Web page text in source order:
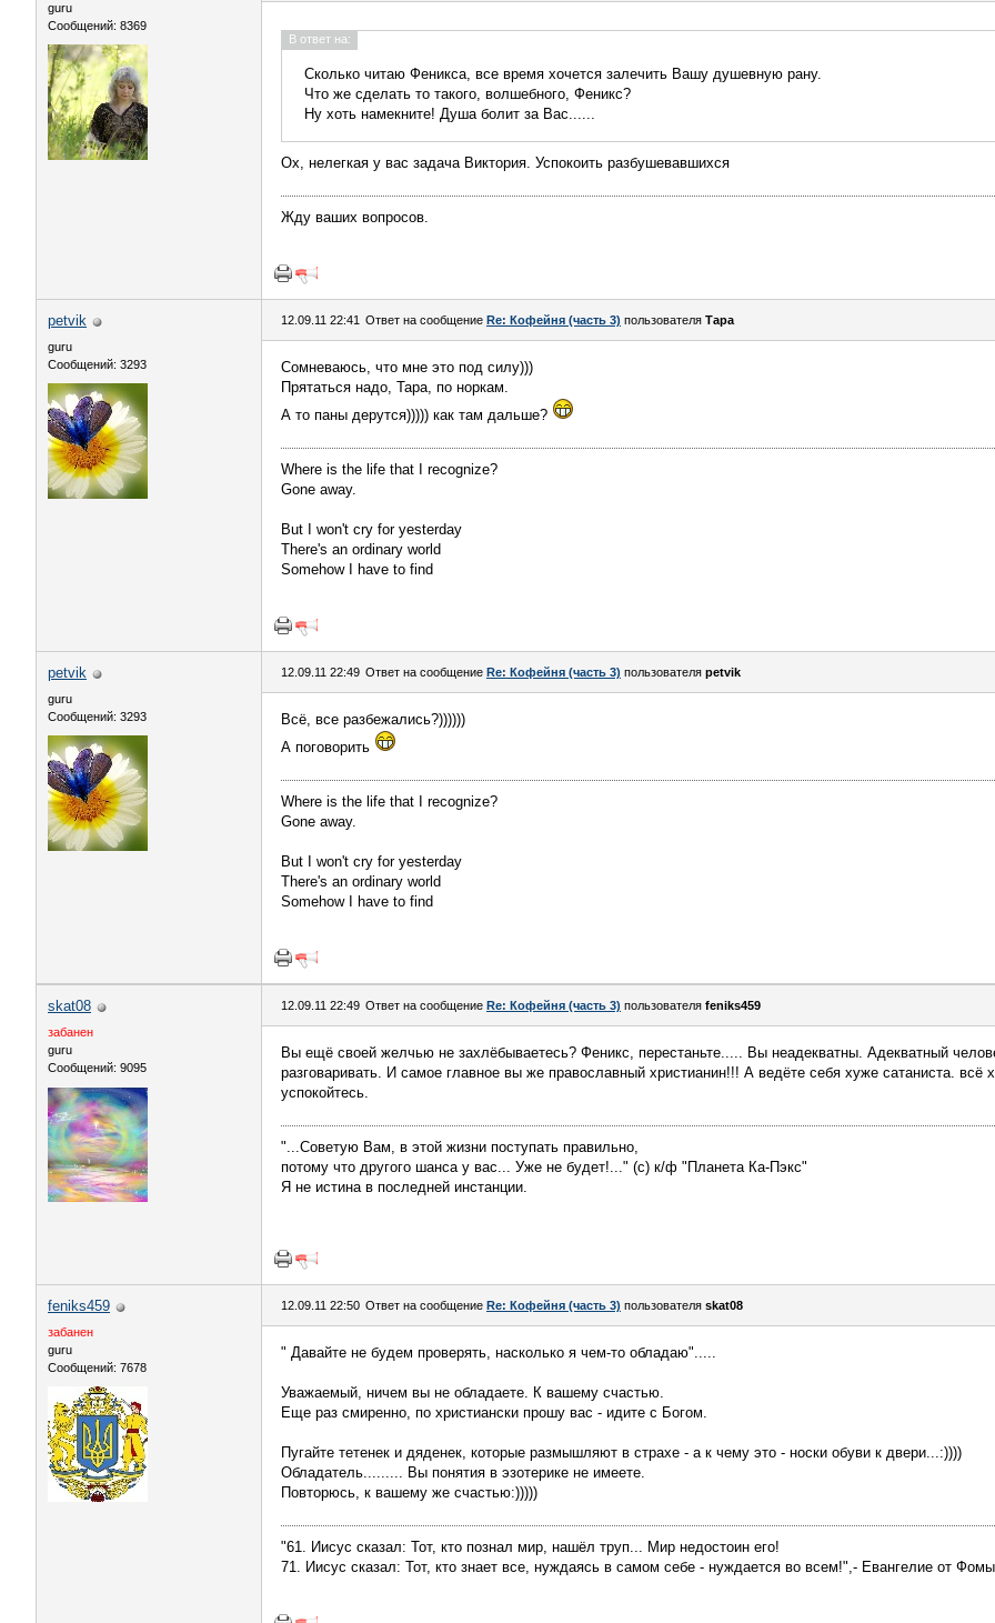
guru
Сообщений: 8369
В ответ на:
Сколько читаю Феникса, все время хочется залечить Вашу душевную рану.
Что же сделать то такого, волшебного, Феникс?
Ну хоть намекните! Душа болит за Вас......
Ох, нелегкая у вас задача Виктория. Успокоить разбушевавшихся
Жду ваших вопросов.
petvik
guru
Сообщений: 3293
12.09.11 22:41 Ответ на сообщение Re: Кофейня (часть 3) пользователя Тара
Сомневаюсь, что мне это под силу)))
Прятаться надо, Тара, по норкам.
А то паны дерутся))))) как там дальше?
Where is the life that I recognize?
Gone away.
But I won't cry for yesterday
There's an ordinary world
Somehow I have to find
petvik
guru
Сообщений: 3293
12.09.11 22:49 Ответ на сообщение Re: Кофейня (часть 3) пользователя petvik
Всё, все разбежались?))))))
А поговорить
Where is the life that I recognize?
Gone away.
But I won't cry for yesterday
There's an ordinary world
Somehow I have to find
skat08
забанен
guru
Сообщений: 9095
12.09.11 22:49 Ответ на сообщение Re: Кофейня (часть 3) пользователя feniks459
Вы ещё своей желчью не захлёбываетесь? Феникс, перестаньте..... Вы неадекватны. Адекватный
разговаривать. И самое главное вы же православный христианин!!! А ведёте себя хуже сатаниста. всё
успокойтесь.
"...Советую Вам, в этой жизни поступать правильно,
потому что другого шанса у вас... Уже не будет!..." (с) к/ф "Планета Ка-Пэкс"
Я не истина в последней инстанции.
feniks459
забанен
guru
Сообщений: 7678
12.09.11 22:50 Ответ на сообщение Re: Кофейня (часть 3) пользователя skat08
" Давайте не будем проверять, насколько я чем-то обладаю".....
Уважаемый, ничем вы не обладаете. К вашему счастью.
Еще раз смиренно, по христиански прошу вас - идите с Богом.
Пугайте тетенек и дяденек, которые размышляют в страхе - а к чему это - носки обуви к двери...:))))
Обладатель......... Вы понятия в эзотерике не имеете.
Повторюсь, к вашему же счастью:)))))
"61. Иисус сказал: Тот, кто познал мир, нашёл труп... Мир недостоин его!
71. Иисус сказал: Тот, кто знает все, нуждаясь в самом себе - нуждается во всем!",- Евангелие от